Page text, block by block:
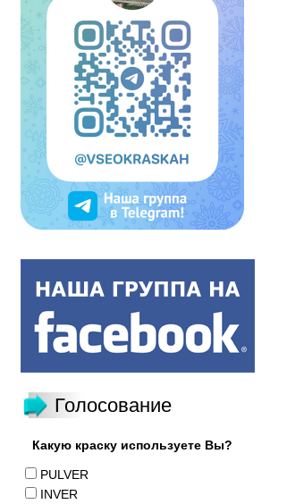
Голосование
Какую краску используете Вы?
PULVER
INVER